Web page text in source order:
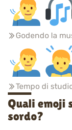
Godendo la
Tempo di
Quali emoji
sordo?